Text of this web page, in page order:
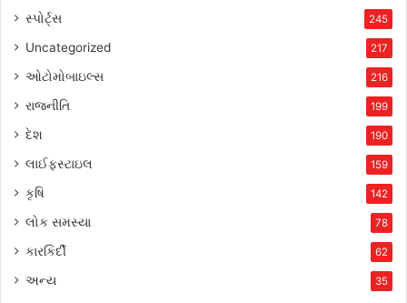
સ્પોર્ટ્સ 245
Uncategorized 217
ઓટોમોબાઇલ્સ 216
રાજનીતિ 199
દેશ 190
લાઈફસ્ટાઇલ 159
કૃષિ 142
લોક સમસ્યા 78
કારકિર્દી 62
અન્ય 35